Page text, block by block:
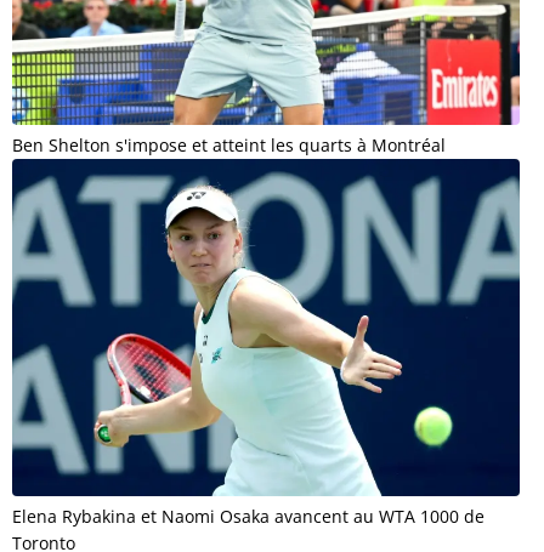
Ben Shelton s'impose et atteint les quarts à Montréal
Elena Rybakina et Naomi Osaka avancent au WTA 1000 de
Toronto